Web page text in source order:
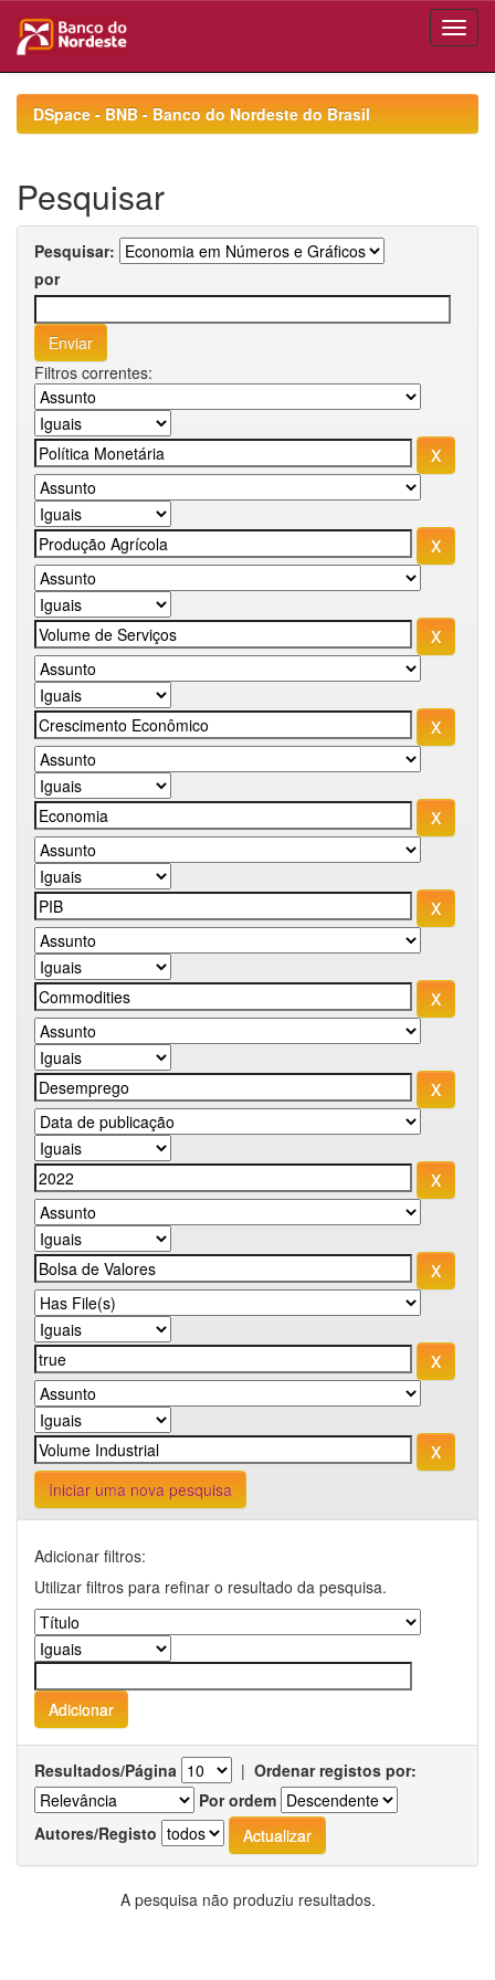
navigationDSpace - BNB - Banco do Nordeste do Brasil
Pesquisar
Pesquisar:
por
Filtros correntes:
Iniciar uma nova pesquisa
Adicionar filtros:
Utilizar filtros para refinar o resultado da pesquisa.
Resultados/Página | Ordenar registos por:
Por ordem
Autores/Registo
A pesquisa não produziu resultados.